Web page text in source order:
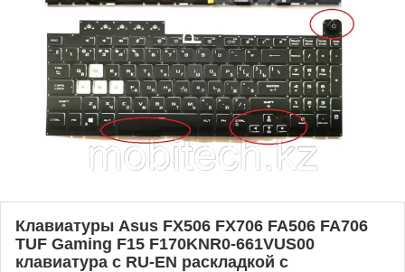
Клавиатуры Asus FX506 FX706 FA506 FA706
TUF Gaming F15 F170KNR0-661VUS00
клавиатура c RU-EN раскладкой c